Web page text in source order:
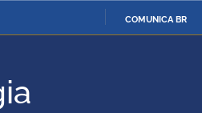
COMUNICA BR
Ministério da Defesa
Ministério da Cidadania